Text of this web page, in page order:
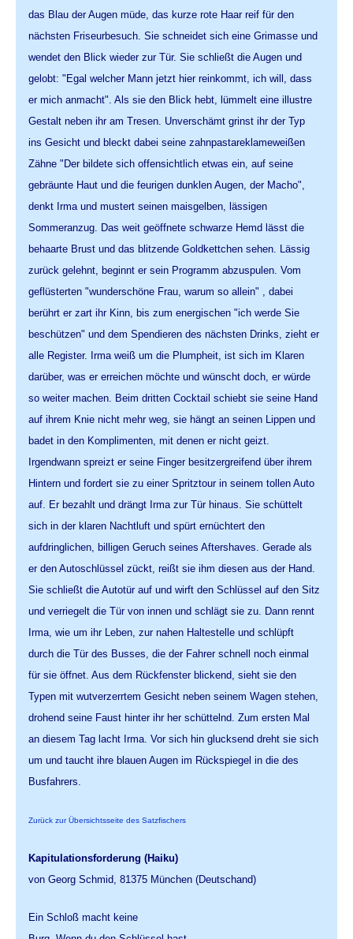
das Blau der Augen müde, das kurze rote Haar reif für den
nächsten Friseurbesuch. Sie schneidet sich eine Grimasse und
wendet den Blick wieder zur Tür. Sie schließt die Augen und
gelobt: "Egal welcher Mann jetzt hier reinkommt, ich will, dass
er mich anmacht". Als sie den Blick hebt, lümmelt eine illustre
Gestalt neben ihr am Tresen. Unverschämt grinst ihr der Typ
ins Gesicht und bleckt dabei seine zahnpastareklameweißen
Zähne "Der bildete sich offensichtlich etwas ein, auf seine
gebräunte Haut und die feurigen dunklen Augen, der Macho",
denkt Irma und mustert seinen maisgelben, lässigen
Sommeranzug. Das weit geöffnete schwarze Hemd lässt die
behaarte Brust und das blitzende Goldkettchen sehen. Lässig
zurück gelehnt, beginnt er sein Programm abzuspulen. Vom
geflüsterten "wunderschöne Frau, warum so allein" , dabei
berührt er zart ihr Kinn, bis zum energischen "ich werde Sie
beschützen" und dem Spendieren des nächsten Drinks, zieht er
alle Register. Irma weiß um die Plumpheit, ist sich im Klaren
darüber, was er erreichen möchte und wünscht doch, er würde
so weiter machen. Beim dritten Cocktail schiebt sie seine Hand
auf ihrem Knie nicht mehr weg, sie hängt an seinen Lippen und
badet in den Komplimenten, mit denen er nicht geizt.
Irgendwann spreizt er seine Finger besitzergreifend über ihrem
Hintern und fordert sie zu einer Spritztour in seinem tollen Auto
auf. Er bezahlt und drängt Irma zur Tür hinaus. Sie schüttelt
sich in der klaren Nachtluft und spürt ernüchtert den
aufdringlichen, billigen Geruch seines Aftershaves. Gerade als
er den Autoschlüssel zückt, reißt sie ihm diesen aus der Hand.
Sie schließt die Autotür auf und wirft den Schlüssel auf den Sitz
und verriegelt die Tür von innen und schlägt sie zu. Dann rennt
Irma, wie um ihr Leben, zur nahen Haltestelle und schlüpft
durch die Tür des Busses, die der Fahrer schnell noch einmal
für sie öffnet. Aus dem Rückfenster blickend, sieht sie den
Typen mit wutverzerrtem Gesicht neben seinem Wagen stehen,
drohend seine Faust hinter ihr her schüttelnd. Zum ersten Mal
an diesem Tag lacht Irma. Vor sich hin glucksend dreht sie sich
um und taucht ihre blauen Augen im Rückspiegel in die des
Busfahrers.
Zurück zur Übersichtsseite des Satzfischers
Kapitulationsforderung (Haiku)
von Georg Schmid, 81375 München (Deutschand)
Ein Schloß macht keine